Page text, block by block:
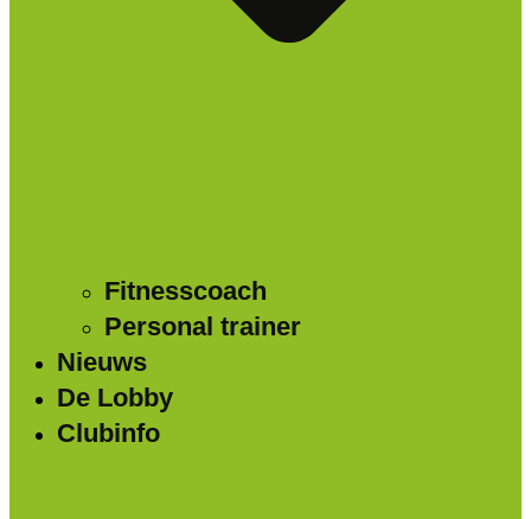
Fitnesscoach
Personal trainer
Nieuws
De Lobby
Clubinfo